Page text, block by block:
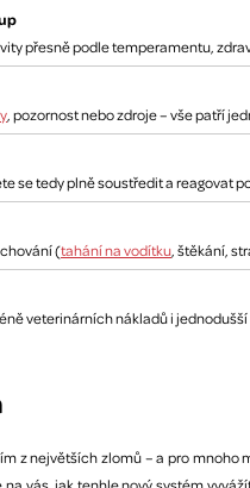
přesně podle temperamentu,
, pozornost nebo zdroje – vše patří
se tedy plně soustředit a reagovat
(tahání na vodítku , štěkání,
veterinárních nákladů i
z největších zlomů – a pro